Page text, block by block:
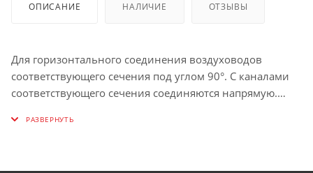
ОПИСАНИЕ НАЛИЧИЕ ОТЗЫВЫ
Для горизонтального соединения воздуховодов
соответствующего сечения под углом 90°. C каналами
соответствующего сечения соединяются напрямую.